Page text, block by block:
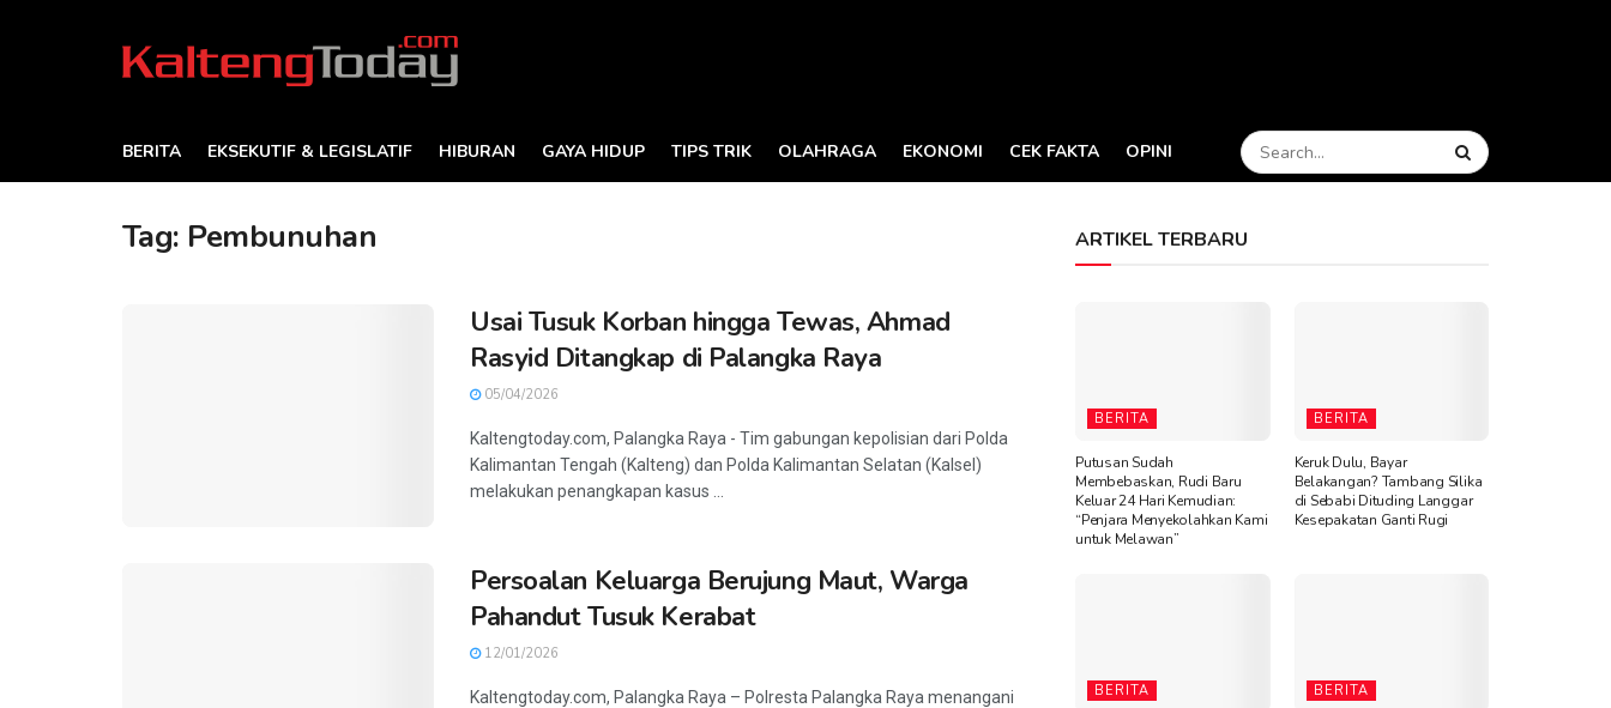
BERITA EKSEKUTIF & LEGISLATIF HIBURAN GAYA HIDUP TIPS TRIK OLAHRAGA EKONOMI CEK FAKTA OPINI
Tag: Pembunuhan
Usai Tusuk Korban hingga Tewas, Ahmad
Rasyid Ditangkap di Palangka Raya
05/04/2026
Kaltengtoday.com, Palangka Raya - Tim gabungan kepolisian dari Polda
Kalimantan Tengah (Kalteng) dan Polda Kalimantan Selatan (Kalsel)
melakukan penangkapan kasus ...
Persoalan Keluarga Berujung Maut, Warga
Pahandut Tusuk Kerabat
12/01/2026
Kaltengtoday.com, Palangka Raya – Polresta Palangka Raya menangani
ARTIKEL TERBARU
BERITA
Putusan Sudah
Membebaskan, Rudi Baru
Keluar 24 Hari Kemudian:
“Penjara Menyekolahkan Kami
untuk Melawan”
BERITA
Keruk Dulu, Bayar
Belakangan? Tambang Silika
di Sebabi Dituding Langgar
Kesepakatan Ganti Rugi
BERITA BERITA